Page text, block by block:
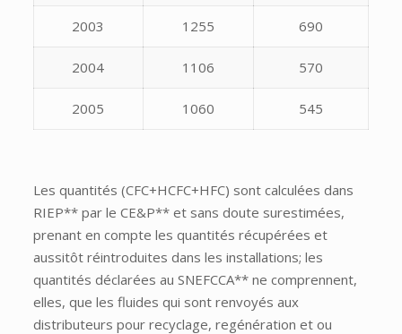
2003 1255 690
2004 1106 570
2005 1060 545
Les quantités (CFC+HCFC+HFC) sont calculées dans
RIEP** par le CE&P** et sans doute surestimées,
prenant en compte les quantités récupérées et
aussitôt réintroduites dans les installations; les
quantités déclarées au SNEFCCA** ne comprennent,
elles, que les fluides qui sont renvoyés aux
distributeurs pour recyclage, regénération et ou